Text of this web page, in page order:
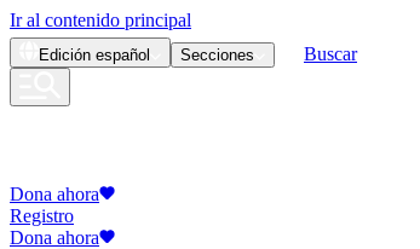
Ir al contenido principal
Edición español Secciones Buscar
Dona ahora
Registro
Dona ahora